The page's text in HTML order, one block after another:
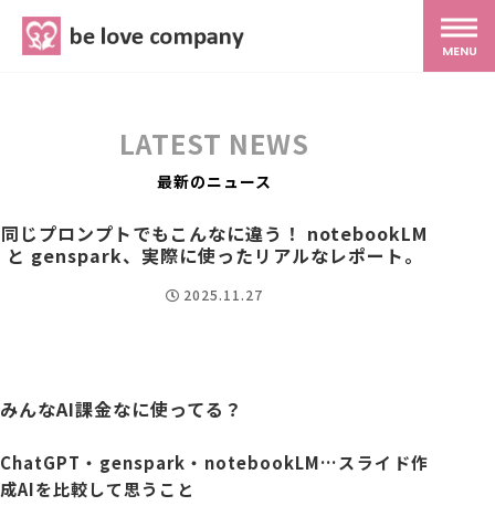
MENU
SNS広報
スタッフ紹介
最新ブログ
LATEST NEWS
最新のニュース
同じプロンプトでもこんなに違う！ notebookLM
と genspark、実際に使ったリアルなレポート。
2025.11.27
みんなAI課金なに使ってる？
ChatGPT・genspark・notebookLM…スライド作
成AIを比較して思うこと